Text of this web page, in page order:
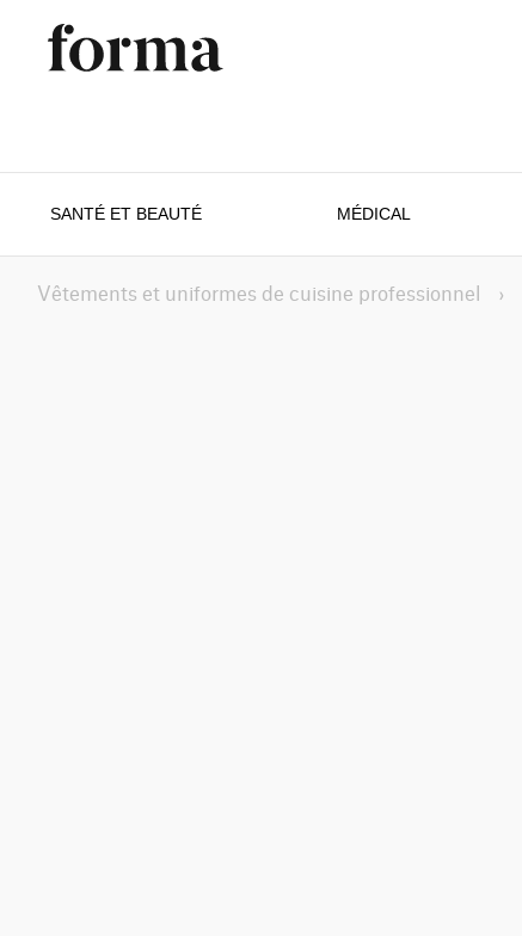
SANTÉ ET BEAUTÉ MÉDICAL
Vêtements et uniformes de cuisine professionnel ›